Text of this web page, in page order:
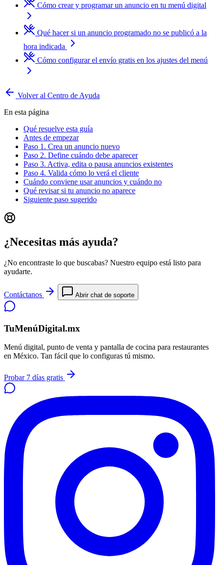
Cómo crear y programar un anuncio en tu menú digital
Qué hacer si un anuncio programado no se publicó a la
hora indicada
Cómo configurar el envío gratis en los ajustes del menú
Volver al Centro de Ayuda
En esta página
Qué resuelve esta guía
Antes de empezar
Paso 1. Crea un anuncio nuevo
Paso 2. Define cuándo debe aparecer
Paso 3. Activa, edita o pausa anuncios existentes
Paso 4. Valida cómo lo verá el cliente
Cuándo conviene usar anuncios y cuándo no
Qué revisar si tu anuncio no aparece
Siguiente paso sugerido
¿Necesitas más ayuda?
¿No encontraste lo que buscabas? Nuestro equipo está listo para
ayudarte.
Contáctanos Abrir chat de soporte
TuMenúDigital.mx
Menú digital, punto de venta y pantalla de cocina para restaurantes
en México. Tan fácil que lo configuras tú mismo.
Probar 7 días gratis